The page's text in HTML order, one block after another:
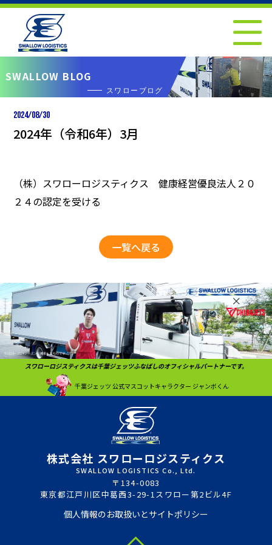
SWALLOW BLOG
スワローブログ
2024/08/30
2024年（令和6年）3月
（株）スワローロジスティクス 健康経営優良法人２０
２４の認定を受ける
一覧へ戻る
スワローロジスティクスは千葉ジェッツふなばしのオフィシャルパートナーです。
千葉ジェッツ 公式マスコットキャラクター ジャンボくん
株式会社 スワローロジスティクス
SWALLOW LOGISTICS Co., Ltd.
〒134-0083
東京都江戸川区中葛西3-29-1スワロー第2ビル4F
個人情報のお取扱いとサイトポリシー